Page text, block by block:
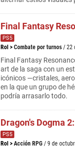
Final Fantasy
PS5
Rol > Combate por turnos / 22
Final Fantasy
art de la saga con un
icónicos —cristales,
en la que un grupo de
podría arrasarlo todo.
Dragon's Dogma
PS5
Rol > Acción RPG / 9 de